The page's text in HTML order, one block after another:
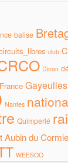
balise
club
Dinan
France Gayeulles
Nantes
Quimperlé
Aubin du
WEESOO